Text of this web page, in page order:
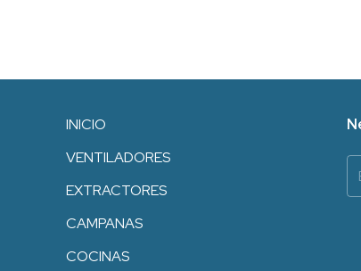
INICIO
VENTILADORES
EXTRACTORES
CAMPANAS
COCINAS